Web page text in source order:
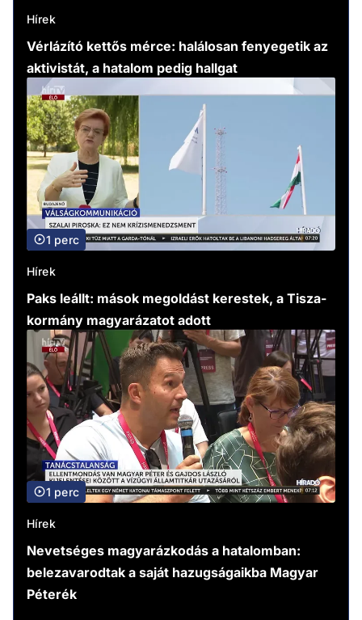
Hírek
Vérlázító kettős mérce: halálosan fenyegetik az
aktivistát, a hatalom pedig hallgat
1 perc
Hírek
Paks leállt: mások megoldást kerestek, a Tisza-
kormány magyarázatot adott
1 perc
Hírek
Nevetséges magyarázkodás a hatalomban:
belezavarodtak a saját hazugságaikba Magyar
Péterék